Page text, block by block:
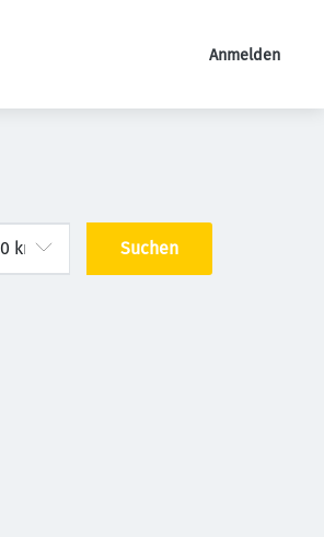
Anmelden
Suchen